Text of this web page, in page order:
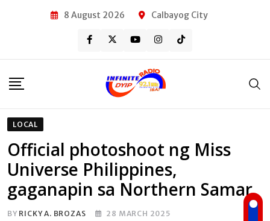
8 August 2026 Calbayog City
LOCAL
Official photoshoot ng Miss
Universe Philippines,
gaganapin sa Northern Samar
BY RICKY A. BROZAS 28 MARCH 2025